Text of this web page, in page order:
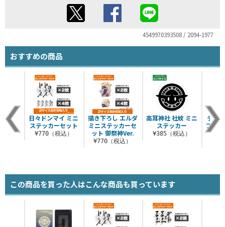
4549970393508 / 2094-1977
おすすめの商品
描き下ろし エルダ
ミニステッカーセ
ット 御祭神Ver.
¥770（税込）
高耳神社 社紋 ミニ
ステッカー
¥385（税込）
デッ
ブ ミ
日々ドンマイ ミニ
ステッカーセット
¥770（税込）
この商品を買った人はこんな商品も買っています